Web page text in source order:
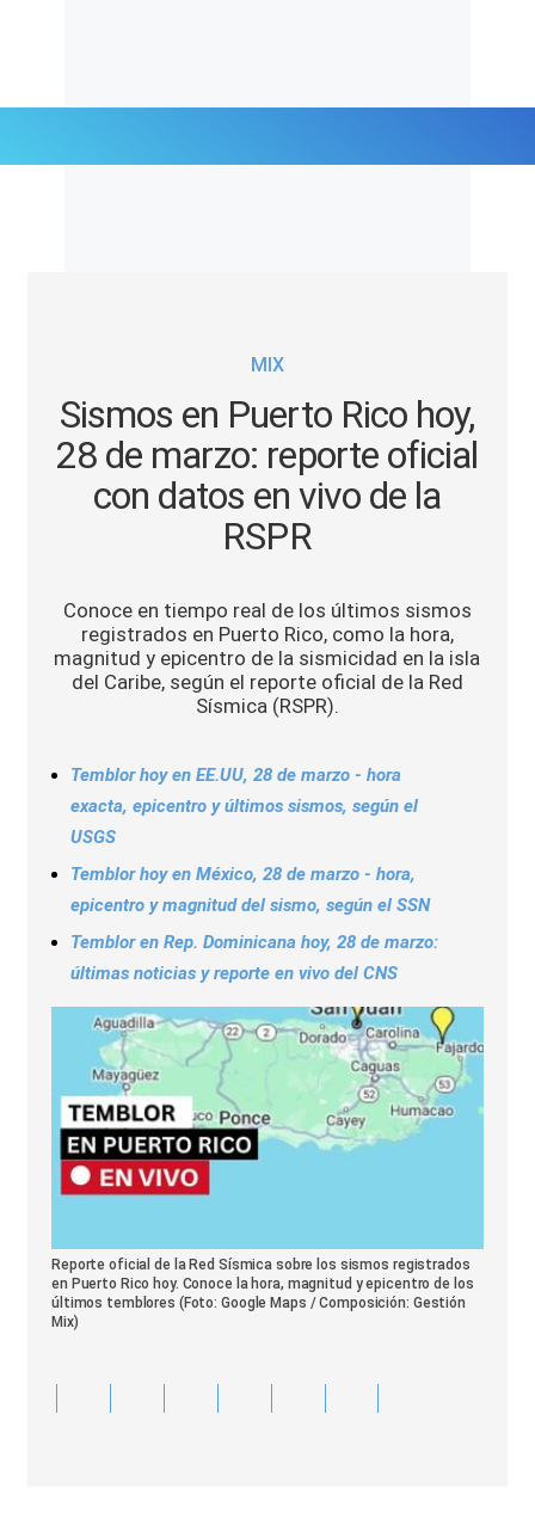
Tendencias Mix
MIX
Sismos en Puerto Rico hoy,
28 de marzo: reporte oficial
con datos en vivo de la
RSPR
Conoce en tiempo real de los últimos sismos
registrados en Puerto Rico, como la hora,
magnitud y epicentro de la sismicidad en la isla
del Caribe, según el reporte oficial de la Red
Sísmica (RSPR).
Temblor hoy en EE.UU, 28 de marzo - hora
exacta, epicentro y últimos sismos, según el
USGS
Temblor hoy en México, 28 de marzo - hora,
epicentro y magnitud del sismo, según el SSN
Temblor en Rep. Dominicana hoy, 28 de marzo:
últimas noticias y reporte en vivo del CNS
Reporte oficial de la Red Sísmica sobre los sismos registrados
en Puerto Rico hoy. Conoce la hora, magnitud y epicentro de los
últimos temblores (Foto: Google Maps / Composición: Gestión
Mix)